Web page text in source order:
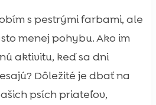
s pestrými farbami, ale
menej pohybu. Ako im
aktivitu, keď sa dni
Dôležité je dbať na
psích priateľov,